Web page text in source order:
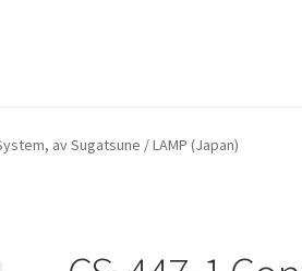
Kassaapparat Kontakt Mitt konto
av Sugatsune / LAMP (Japan)